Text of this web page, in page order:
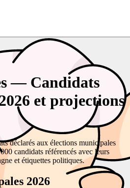
— Candidats
et projections
déclarés aux élections municipales
candidats référencés avec leurs
et étiquettes politiques.
2026